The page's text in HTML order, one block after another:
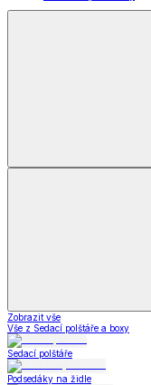
Zobrazit vše
Vše z Sedací polštáře a boxy
Sedací polštáře
Podsedáky na židle